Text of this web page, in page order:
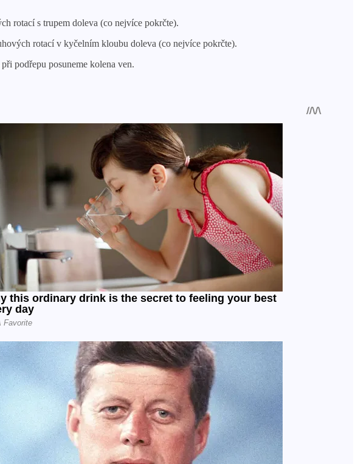
rotací s trupem doleva (co nejvíce pokrčte).
rotací v kyčelním kloubu doleva (co nejvíce pokrčte).
podřepu posuneme kolena ven.